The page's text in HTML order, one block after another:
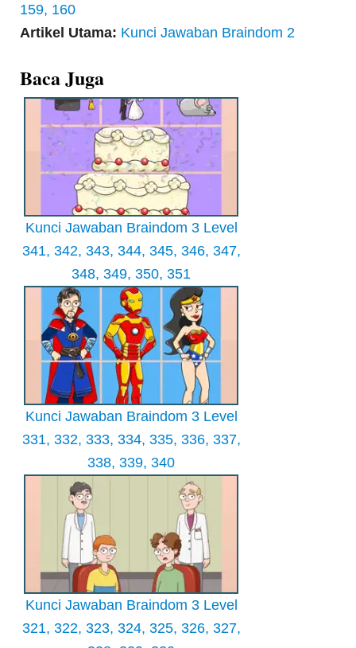
159, 160
Artikel Utama: Kunci Jawaban Braindom 2
Baca Juga
Kunci Jawaban Braindom 3 Level
341, 342, 343, 344, 345, 346, 347,
348, 349, 350, 351
Kunci Jawaban Braindom 3 Level
331, 332, 333, 334, 335, 336, 337,
338, 339, 340
Kunci Jawaban Braindom 3 Level
321, 322, 323, 324, 325, 326, 327,